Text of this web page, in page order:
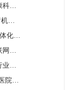
作
角
方案
座
值
方式